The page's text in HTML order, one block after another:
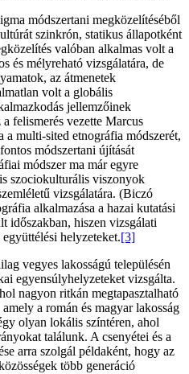
módszertani megközelítéséből
szinkrón, statikus állapotként
valóban alkalmas volt a
és mélyreható vizsgálatára, de
az átmenetek
volt a globális
jellemzőinek
felismerés vezette Marcus
multi-sited etnográfia módszerét,
módszertani újítását
módszer ma már egyre
szociokulturális viszonyok
vizsgálatára. (Biczó
alkalmazása a hazai kutatási
időszakban, hiszen vizsgálati
helyzeteket.[3]
vegyes lakosságú településén
egyensúlyhelyzeteket vizsgálta.
nagyon ritkán megtapasztalható
a román és magyar lakosság
olyan lokális színtéren, ahol
találunk. A csenyétei és a
arra szolgál példaként, hogy az
több generáció